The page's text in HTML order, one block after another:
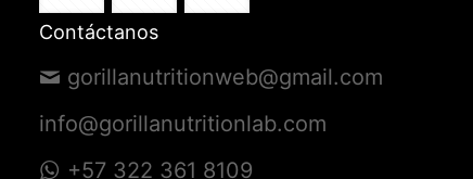
Contáctanos
gorillanutritionweb@gmail.com
info@gorillanutritionlab.com
+57 322 361 8109